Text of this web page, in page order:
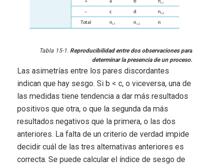
Tabla 15-1. Reproducibilidad entre dos observaciones para
determinar la presencia de un proceso.
Las asimetrías entre los pares discordantes
indican que hay sesgo. Si b < c, o viceversa, una de
las medidas tiene tendencia a dar más resultados
positivos que otra, o que la segunda da más
resultados negativos que la primera, o las dos
anteriores. La falta de un criterio de verdad impide
decidir cuál de las tres alternativas anteriores es
correcta. Se puede calcular el índice de sesgo de